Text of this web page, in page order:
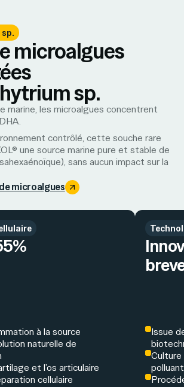
microalgues
sp.
marine, les microalgues concentrent
contrôlé, cette souche rare
une source marine pure et stable de
sans aucun impact sur la
microalgues
à la source
naturelle de
et l’os articulaire
cellulaire
Issue
Culture